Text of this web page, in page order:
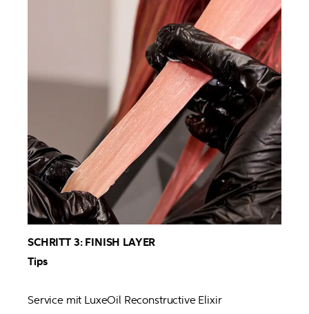
SCHRITT 3: FINISH LAYER
Tips
Service mit LuxeOil Reconstructive Elixir